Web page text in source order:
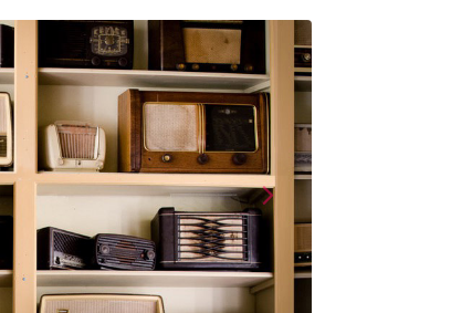
arrow_forward_iosNext